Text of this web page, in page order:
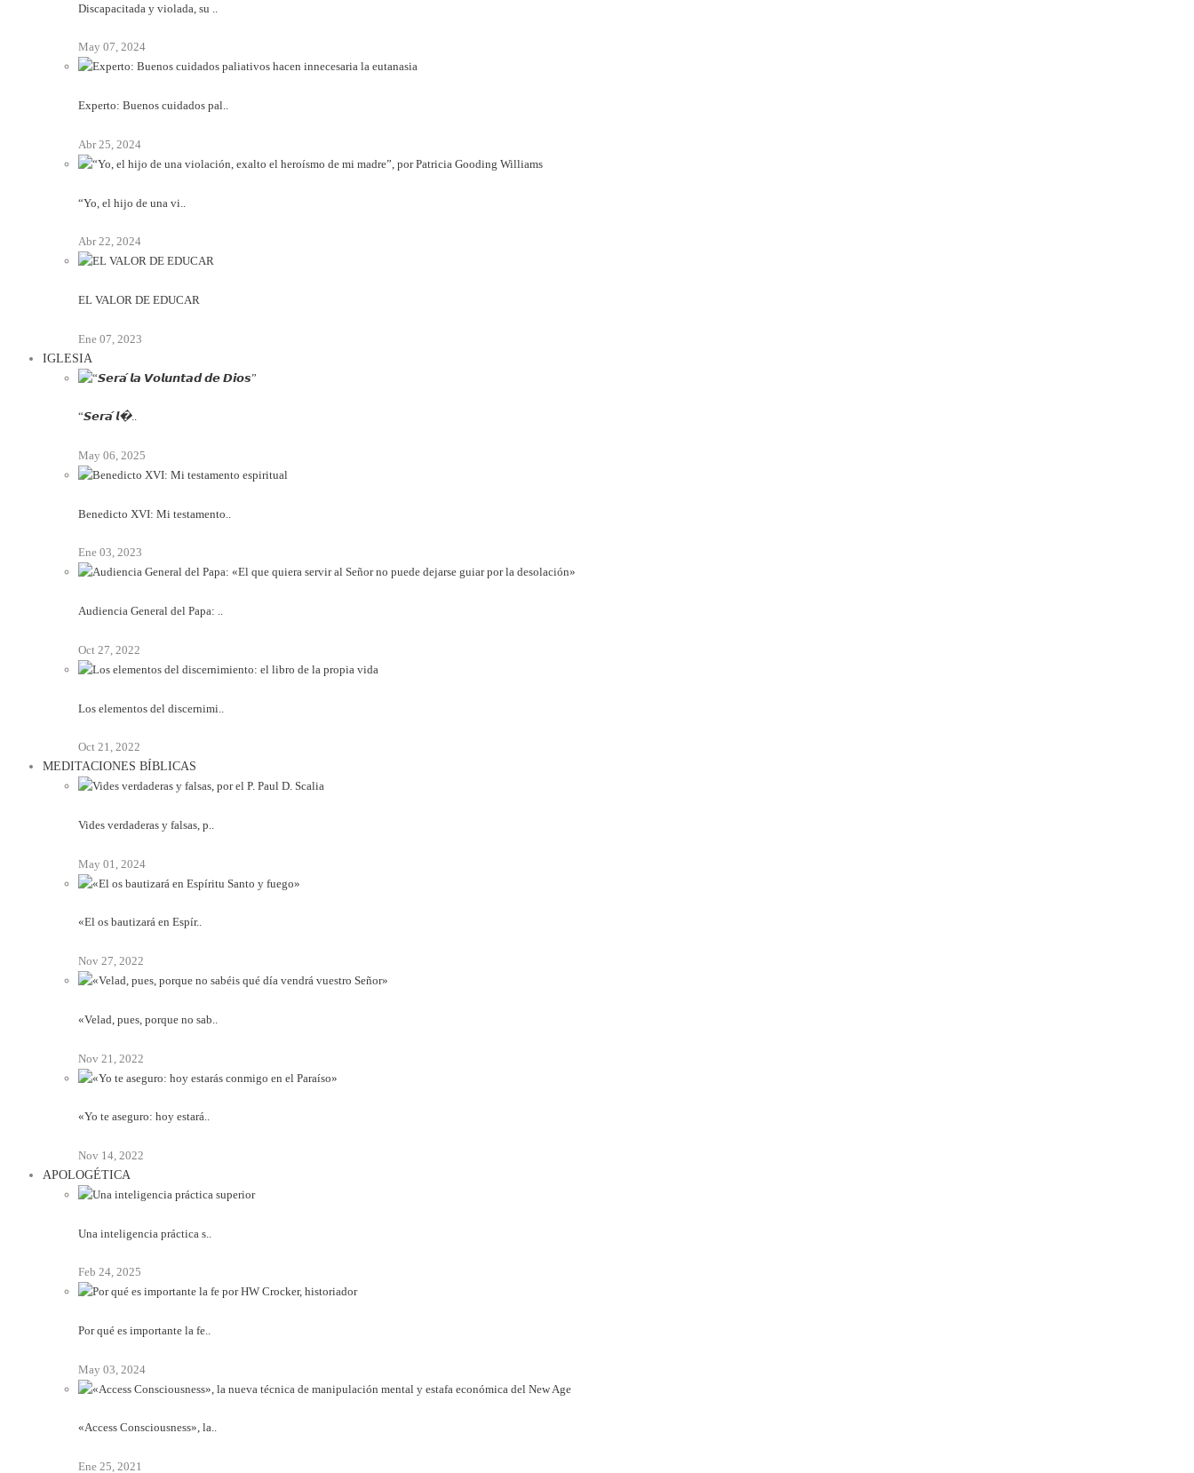
Discapacitada y violada, su ..
May 07, 2024
Experto: Buenos cuidados pal..
Abr 25, 2024
“Yo, el hijo de una vi..
Abr 22, 2024
EL VALOR DE EDUCAR
Ene 07, 2023
IGLESIA
“𝙎𝙚𝙧𝙖́ 𝙡�..
May 06, 2025
Benedicto XVI: Mi testamento..
Ene 03, 2023
Audiencia General del Papa: ..
Oct 27, 2022
Los elementos del discernimi..
Oct 21, 2022
MEDITACIONES BÍBLICAS
Vides verdaderas y falsas, p..
May 01, 2024
«El os bautizará en Espír..
Nov 27, 2022
«Velad, pues, porque no sab..
Nov 21, 2022
«Yo te aseguro: hoy estará..
Nov 14, 2022
APOLOGÉTICA
Una inteligencia práctica s..
Feb 24, 2025
Por qué es importante la fe..
May 03, 2024
«Access Consciousness», la..
Ene 25, 2021